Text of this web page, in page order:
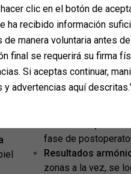
fase de
Resultados
zonas a la vez, se
clic en el botón de
ha recibido información
de manera voluntaria antes
final se requerirá su firma
Si aceptas continuar,
y advertencias aquí